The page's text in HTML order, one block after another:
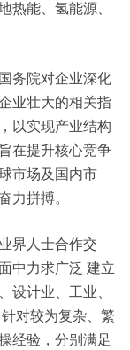
热能、氢能源、
务院对企业深化
业壮大的相关指
以实现产业结构
在提升核心竞争
市场及国内市
力拼搏。
界人士合作交
中力求广泛 建立
设计业、工业、
对较为复杂、繁
经验，分别满足